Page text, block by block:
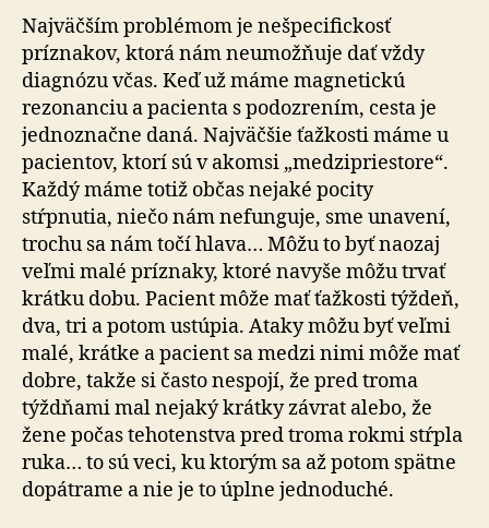
Najväčším problémom je nešpecifickosť
príznakov, ktorá nám neumožňuje dať vždy
diagnózu včas. Keď už máme magnetickú
rezonanciu a pacienta s podozrením, cesta je
jednoznačne daná. Najväčšie ťažkosti máme u
pacientov, ktorí sú v akomsi „medzipriestore“.
Každý máme totiž občas nejaké pocity
stŕpnutia, niečo nám nefunguje, sme unavení,
trochu sa nám točí hlava… Môžu to byť naozaj
veľmi malé príznaky, ktoré navyše môžu trvať
krátku dobu. Pacient môže mať ťažkosti týždeň,
dva, tri a potom ustúpia. Ataky môžu byť veľmi
malé, krátke a pacient sa medzi nimi môže mať
dobre, takže si často nespojí, že pred troma
týždňami mal nejaký krátky závrat alebo, že
žene počas tehotenstva pred troma rokmi stŕpla
ruka… to sú veci, ku ktorým sa až potom spätne
dopátrame a nie je to úplne jednoduché.